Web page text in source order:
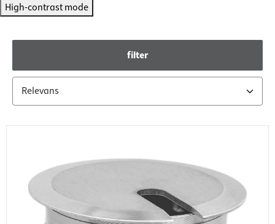
High-contrast mode
filter